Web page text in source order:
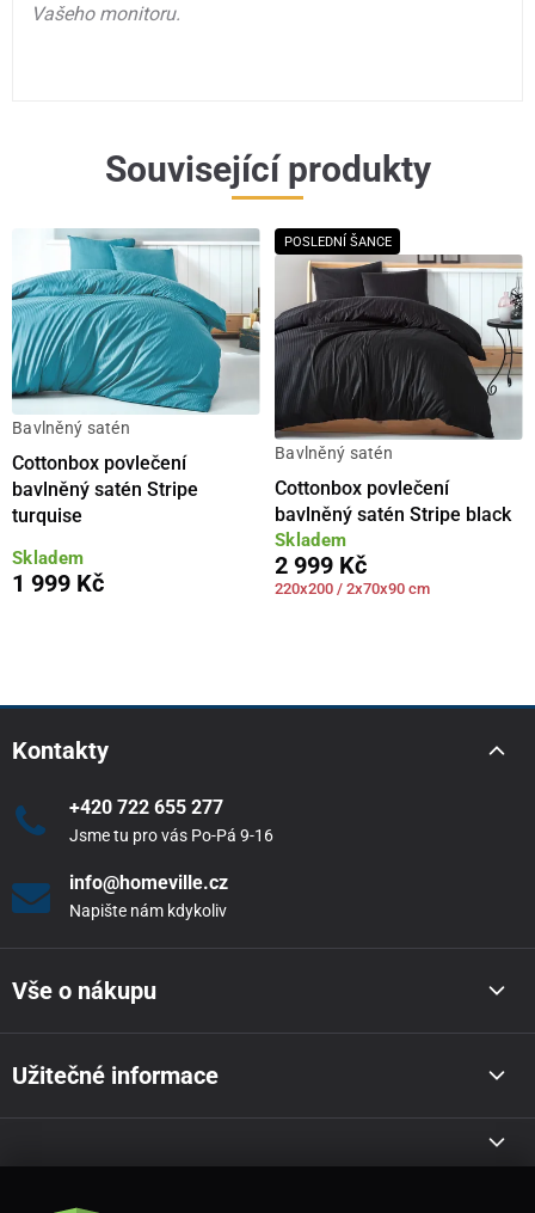
Vašeho monitoru.
Související produkty
Bavlněný satén
Cottonbox povlečení
bavlněný satén Stripe
turquise
Skladem
1 999 Kč
POSLEDNÍ ŠANCE
Bavlněný satén
Cottonbox povlečení
bavlněný satén Stripe black
Skladem
2 999 Kč
220x200 / 2x70x90 cm
Kontakty
+420 722 655 277
Jsme tu pro vás Po-Pá 9-16
info@homeville.cz
Napište nám kdykoliv
Vše o nákupu
Užitečné informace